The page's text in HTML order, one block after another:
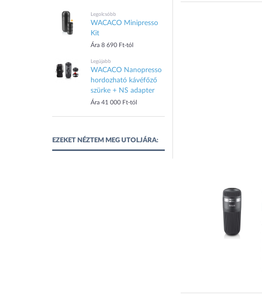
Legolcsóbb
WACACO Minipresso
Kit
Ára 8 690 Ft-tól
Legújabb
WACACO Nanopresso
hordozható kávéfőző
szürke + NS adapter
Ára 41 000 Ft-tól
EZEKET NÉZTEM MEG UTOLJÁRA: